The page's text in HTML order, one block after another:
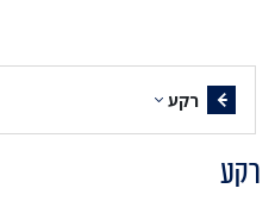
רקע
​רקע